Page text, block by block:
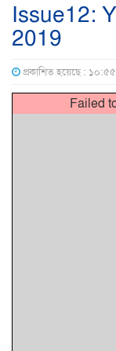
Issue12:
2019
প্রকাশিত হয়েছে :
Failed